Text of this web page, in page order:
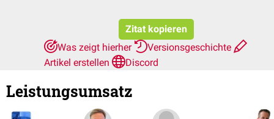
Zitat kopieren
Was zeigt hierher
Versionsgeschichte
Artikel erstellen
Discord
Leistungsumsatz